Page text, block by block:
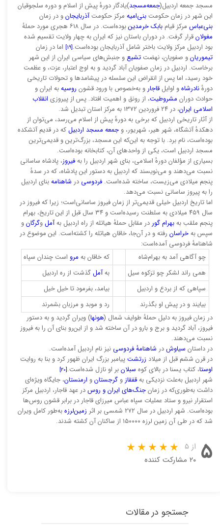
مسجد جمعه اردبیل(جمعه‌مسجد)یادگار دورهٔ پیش از اسلام و دوره سلجوقیان
این شهر در زمان حکومت بنی‌امیه مرکز حکومتآذربایجانو در زمان
بنی‌عباس مرکز قیام بابک خرمدینبوده‌است. در سال ۶۱۸ هجری مورد حملهٔ
مغولانقرار گرفت. در دوران باستان نیز که ایران به چهار ولایت تقسیم شده
بود اردبیل مرکز ولایت باختر شامل آذربایجان بوده‌است.[۱۹]
اما در زمان
تیموریانو صفویان، نهضت تشیع و جنبش‌های سیاسی ایران از این شهر
برخاست. اردبیل در زمان صفویان آباد گردید و به اوج اعتبار، عزت، و عظمت
خود رسید، اما پس از انقراض این سلسله در پیشامدها و تحولات تاریخی
دورهٔنادرشاهو اوایل قاجارو به‌خصوص با ورود قشون روسیهبه ایران و
حوادث دوران مشروطیت، از رونق و اهمیت افتاد. پس از پیروزی انقلاب
اسلامی ایران، در ۲۴ فروردین ۱۳۷۲ به مرکز استان تبدیل شد.
از آثار تاریخی اردبیل که برخی به دورهٔ پیش از اسلام می‌رسد، می‌توان از
دهکدهٔ آتشگاه، شهر هیر، شهریور، و جمعه مسجد اردبیلکه در قدیم آتشکده
بوده‌است، نام برد. با توجه به این‌که این مسجد، بزرگ‌ترین و قدیمی‌ترین
مسجد اردبیل است، یکی از واحدهای آن، کتابخانه بوده‌است.
بسیاری از مؤلفان دورهٔ اسلامی، بنای شهر اردبیل را بهفیروز، پادشاه ساسانی
نسبت می‌دهند و می‌نویسند که اردبیل به دستور این پادشاه، که در سدهٔ
پنجم میلادی می‌زیست، ساخته شده‌است. فردوسی در شاهنامهبنای اردبیل
را به پیروز ساسانی نسبت می‌دهد.
اما تاریخ اردبیل خیلی قدیمی‌تر از زمان فیروز ساسانی‌است؛ زیرا که فیروز در
سال ۴۵۹ میلادی به سلطنت رسیده‌است و ۳۴ سال قبل از این تاریخ، بهرام
پنجم ملقب بهبهرام گوردر مقابل حملهٔ هیاتله از راه اردبیل بهآملوگرگانو
سپس بهخراسان رفته و در آن‌جا، خاقان هیاتله را کشته‌است. این موضوع در
شاهنامهٔ فردوسی آمده‌است:
چو آگاهی آمد به بهرام‌شاه
که خاقان به مرواست چندان سپاه
همی راند لشکر چو تزکوه سیل
بهآملگذشت از ره اردبیل
سپاهی که از بردع و اردبیل
بیامد، بفرمود تا خیل خیل
بیایند و در پیش او بگذرند
رد و موبد و مرزبان بشمرند
در زمان فیروز به دلیل حملهٔ طوایف شمال (هونها) ویران گردید و به دستور
فیروز، آباد گردید و برج و بارو در آن ساخته شد و از این‌رو بنای آن را به فیروز
نسبت می‌دهند.
در داستان سیاوشدر شاهنامهٔ فردوسی نیز نام اردبیل آمده‌است.
در قرن ششم قبل از میلاد زرتشتپیامبر بزرگ ایران ظهور کرد و بنا به روایت
اوستا، کتاب یسنا در بالای کوه سبلانبر او نازل شده‌است.[۲۰]
شهر اردبیل به‌علت نزدیکی بهقفقازو گرجستانو ارمنستان، جایگاه ویژه‌ای
داشت به‌طوری‌که در زمانجنگ‌های ایران و روسدر عهد قاجار، اردبیل مرکز
استقرار نیرو و ستاد عملیات سپاه عباس میرزای قاجار در برابر قشون روس‌ها
بوده‌است. شهر اردبیل در سال ۲۷۲ شمسی بر اثر
زمین‌لرزهبه‌طور کامل ویران
شد که در طی آن زمین لرزه ۱۵۰۰۰۰ از ساکنان آن کشته شدند.
۵ از ۵
۲۰ مشارکت کننده
جستجو در مقالات